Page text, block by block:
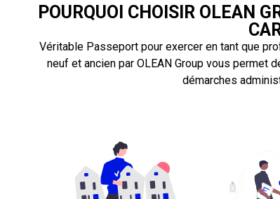
POURQUOI CHOISIR OLEAN
Véritable Passeport pour exercer en tant que
neuf et ancien par OLEAN Group vous permet
démarches